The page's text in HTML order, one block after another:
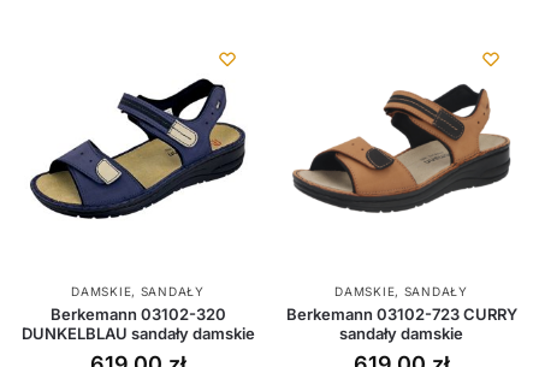
DAMSKIE, SANDAŁY
Berkemann 03102-320
DUNKELBLAU sandały damskie
DAMSKIE, SANDAŁY
Berkemann 03102-723 CURRY
sandały damskie